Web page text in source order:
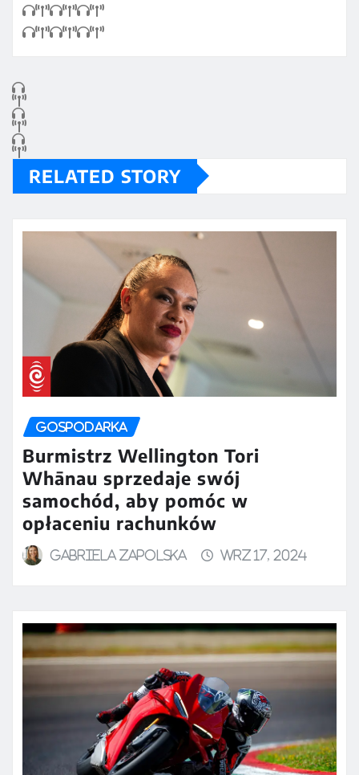
RELATED STORY
GOSPODARKA
Burmistrz Wellington Tori
Whānau sprzedaje swój
samochód, aby pomóc w
opłaceniu rachunków
Gabriela Zapolska wrz 17, 2024